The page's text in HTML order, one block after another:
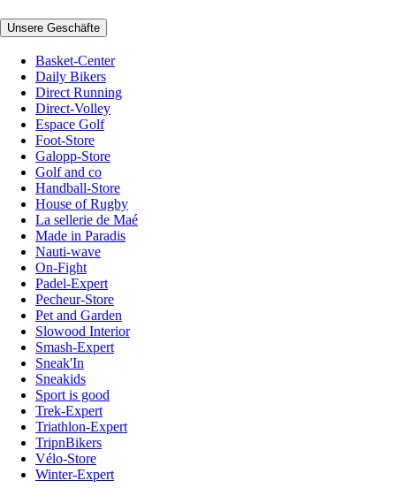
Unsere Geschäfte
Basket-Center
Daily Bikers
Direct Running
Direct-Volley
Espace Golf
Foot-Store
Galopp-Store
Golf and co
Handball-Store
House of Rugby
La sellerie de Maé
Made in Paradis
Nauti-wave
On-Fight
Padel-Expert
Pecheur-Store
Pet and Garden
Slowood Interior
Smash-Expert
Sneak'In
Sneakids
Sport is good
Trek-Expert
Triathlon-Expert
TripnBikers
Vélo-Store
Winter-Expert